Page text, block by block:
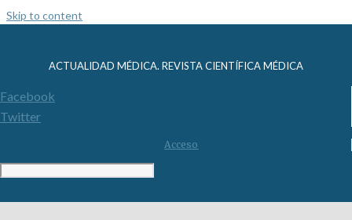
Skip to content
ACTUALIDAD MÉDICA. REVISTA CIENTÍFICA MÉDICA
Facebook
Twitter
Acceso